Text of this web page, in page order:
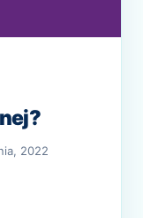
2022